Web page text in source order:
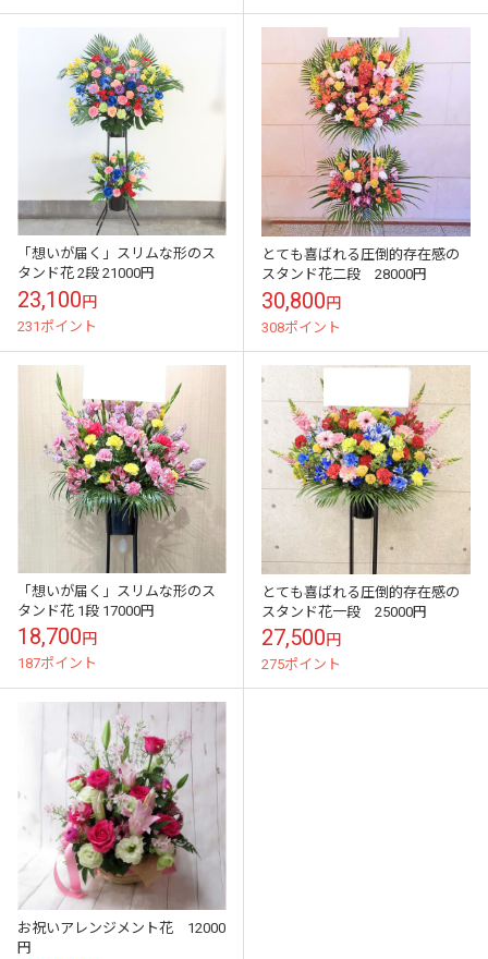
「想いが届く」スリムな形のス
タンド花 2段 21000円
23,100円
231ポイント
とても喜ばれる圧倒的存在感の
スタンド花二段 28000円
30,800円
308ポイント
「想いが届く」スリムな形のス
タンド花 1段 17000円
18,700円
187ポイント
とても喜ばれる圧倒的存在感の
スタンド花一段 25000円
27,500円
275ポイント
お祝いアレンジメント花 12000
円